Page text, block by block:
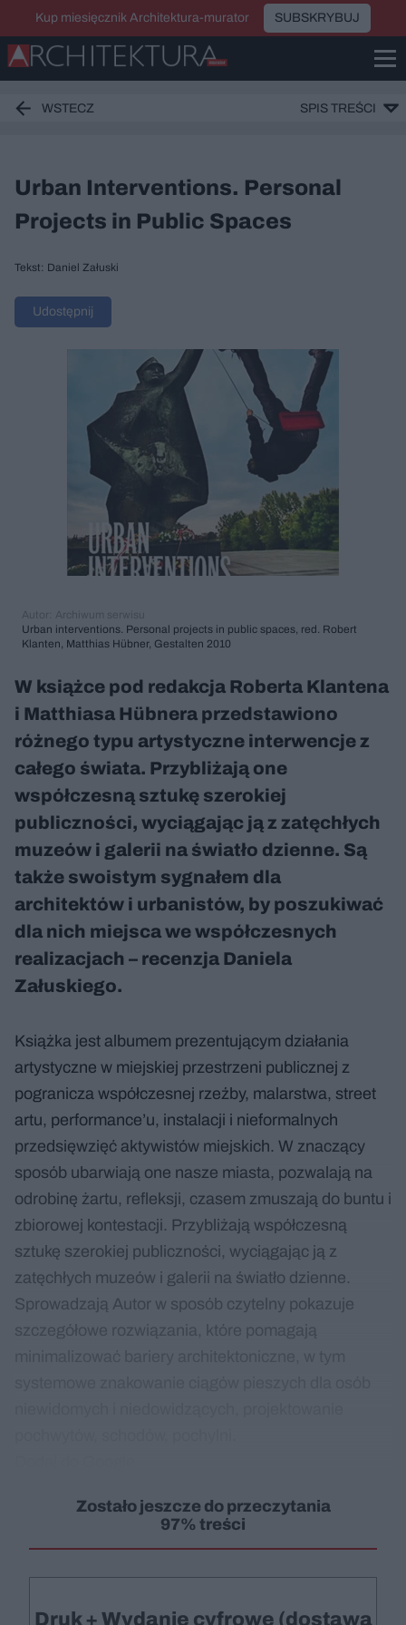
Kup miesięcznik Architektura-murator SUBSKRYBUJ
WSTECZ SPIS TREŚCI
Urban Interventions. Personal
Projects in Public Spaces
Tekst: Daniel Załuski
Udostępnij
Autor: Archiwum serwisu
Urban interventions. Personal projects in public spaces, red. Robert
Klanten, Matthias Hübner, Gestalten 2010
W książce pod redakcja Roberta Klantena
i Matthiasa Hübnera przedstawiono
różnego typu artystyczne interwencje z
całego świata. Przybliżają one
współczesną sztukę szerokiej
publiczności, wyciągając ją z zatęchłych
muzeów i galerii na światło dzienne. Są
także swoistym sygnałem dla
architektów i urbanistów, by poszukiwać
dla nich miejsca we współczesnych
realizacjach – recenzja Daniela
Załuskiego.
Książka jest albumem prezentującym działania
artystyczne w miejskiej przestrzeni publicznej z
pogranicza współczesnej rzeźby, malarstwa, street
artu, performance’u, instalacji i nieformalnych
przedsięwzięć aktywistów miejskich. W znaczący
sposób ubarwiają one nasze miasta, pozwalają na
odrobinę żartu, refleksji, czasem zmuszają do buntu i
zbiorowej kontestacji. Przybliżają współczesną
sztukę szerokiej publiczności, wyciągając ją z
zatęchłych muzeów i galerii na światło dzienne.
Sprowadzają Autor w sposób czytelny pokazuje
szczegółowe rozwiązania, które pomagają
Zostało jeszcze do przeczytania
97% treści
Druk + Wydanie cyfrowe (dostawa